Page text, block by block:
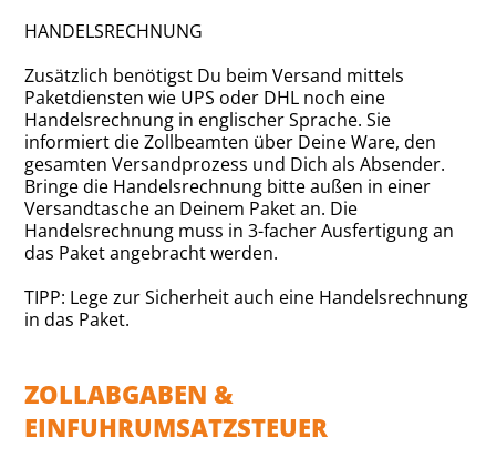
HANDELSRECHNUNG
Zusätzlich benötigst Du beim Versand mittels
Paketdiensten wie UPS oder DHL noch eine
Handelsrechnung in englischer Sprache. Sie
informiert die Zollbeamten über Deine Ware, den
gesamten Versandprozess und Dich als Absender.
Bringe die Handelsrechnung bitte außen in einer
Versandtasche an Deinem Paket an. Die
Handelsrechnung muss in 3-facher Ausfertigung an
das Paket angebracht werden.
TIPP: Lege zur Sicherheit auch eine Handelsrechnung
in das Paket.
ZOLLABGABEN &
EINFUHRUMSATZSTEUER